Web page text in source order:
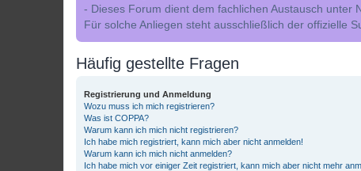
- Dieses Forum dient dem fachlichen Austausch unter
Für solche Anliegen steht ausschließlich der offizielle
Häufig gestellte Fragen
Registrierung und Anmeldung
Wozu muss ich mich registrieren?
Was ist COPPA?
Warum kann ich mich nicht registrieren?
Ich habe mich registriert, kann mich aber nicht anmelden!
Warum kann ich mich nicht anmelden?
Ich habe mich vor einiger Zeit registriert, kann mich aber nicht mehr